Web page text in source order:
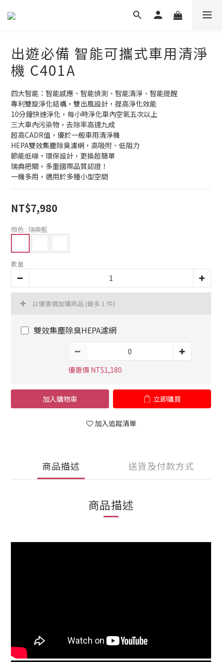
出遊必備 智能可攜式車用清淨
機 C401A
四大智能：智能感應、智能偵測、智能清淨、智能提醒
專利雙旋淨化結構，雙出風設計，提高淨化效能
10分鐘快速淨化，每小時淨化車內空氣五次以上
三大車內污染物，去除率高達九成
超高CADR值，優於一般車用清淨機
HEPA雙效集塵除臭濾網，高吸附、低阻力
節能低噪，環保設計，更換超簡單
瑞典把關，多重國際品質認證！
一機多用，適用於多種小型空間
NT$7,980
顏色 : 瑞典藍
數量
以優惠價加購商品 (最多 1 件)
雙效集塵除臭HEPA濾網
優惠價 NT$1,180
加入購物車 立即購買
加入追蹤清單
商品描述 送貨及付款方式
商品描述